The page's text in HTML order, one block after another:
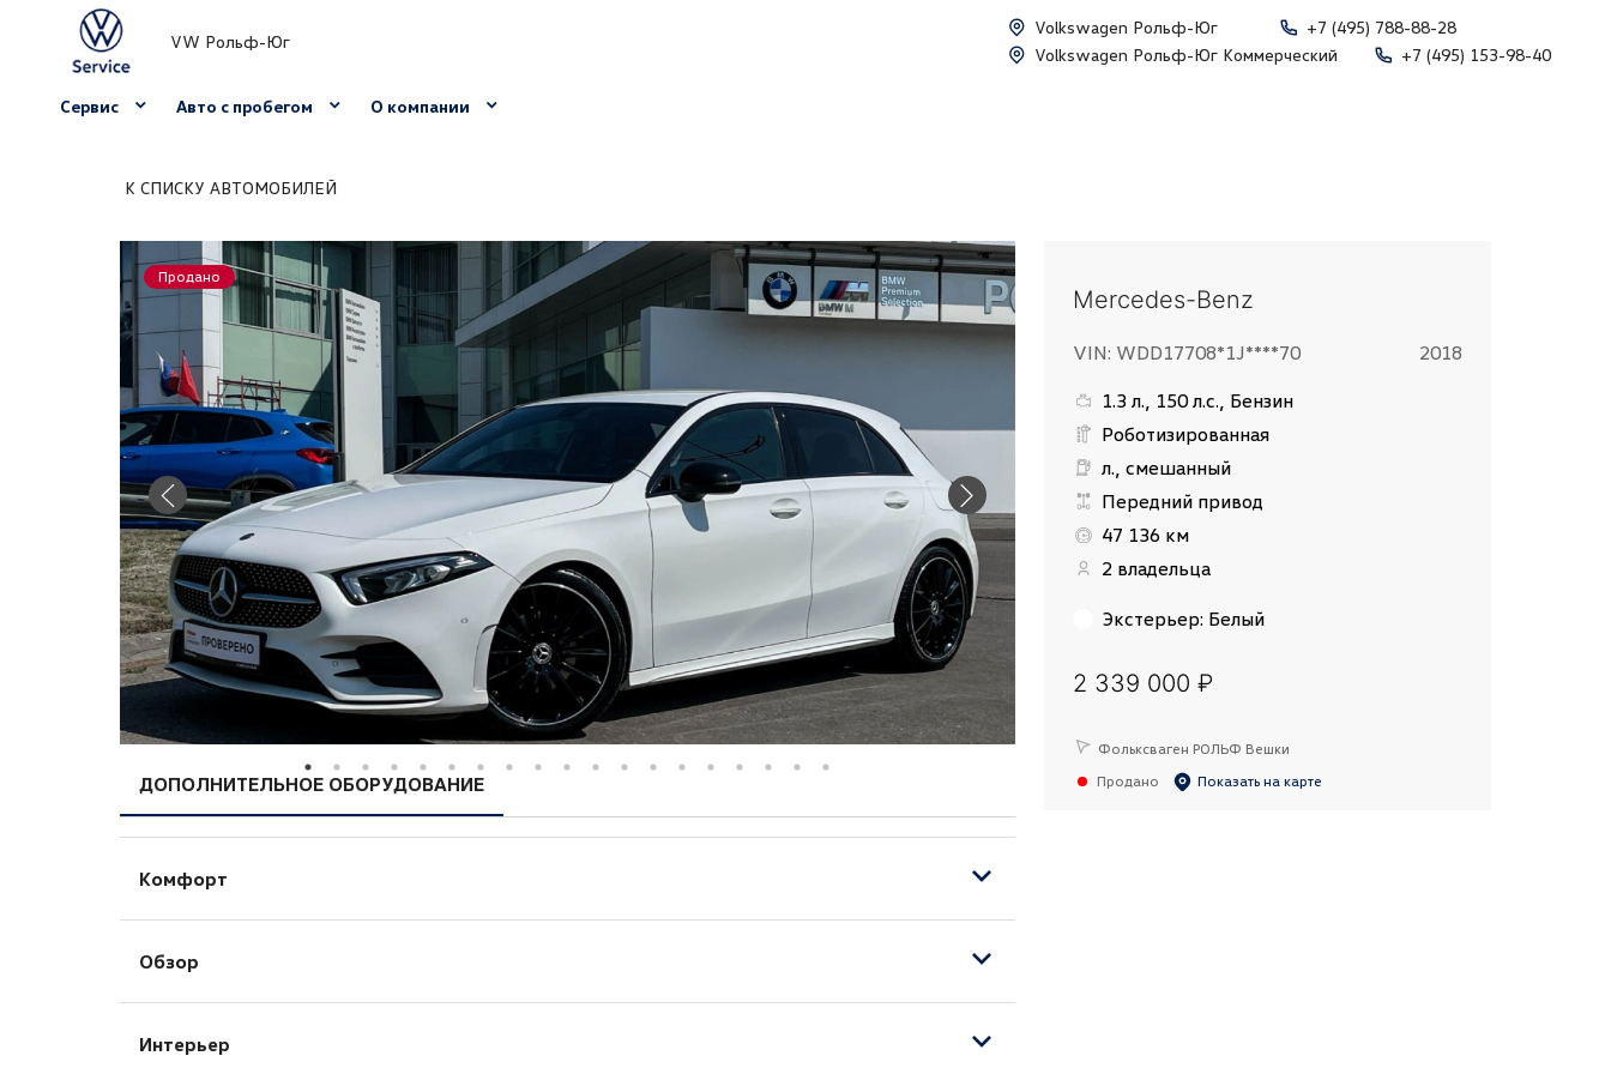
VW Рольф-Юг
Volkswagen Рольф-Юг
+7 (495) 788-88-28
Volkswagen Рольф-Юг Коммерческий
+7 (495) 153-98-40
Сервис Авто с пробегом О компании
К СПИСКУ АВТОМОБИЛЕЙ
Продано
ДОПОЛНИТЕЛЬНОЕ ОБОРУДОВАНИЕ
Комфорт
Бортовой компьютер
Запуск двигателя с кнопки
Камера задняя
Обзор
Автоматический корректор фар
Интерьер
Mercedes-Benz
VIN: WDD17708*1J****70
2018
1.3 л., 150 л.с., Бензин
Роботизированная
л., смешанный
Передний привод
47 136 км
2 владельца
Экстерьер: Белый
2 339 000 ₽
Фольксваген РОЛЬФ Вешки
Продано
Показать на карте